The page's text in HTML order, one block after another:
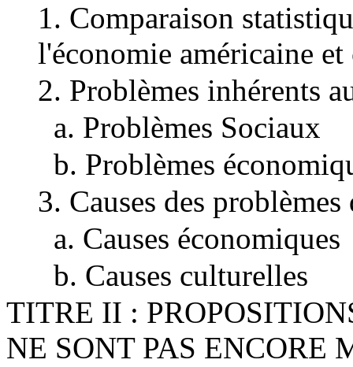
1. Comparaison
l'économie américaine
2. Problèmes inhérents
a. Problèmes Sociaux
b. Problèmes
3. Causes des
a. Causes économiques
b. Causes culturelles
TITRE II :
NE SONT PAS ENCORE